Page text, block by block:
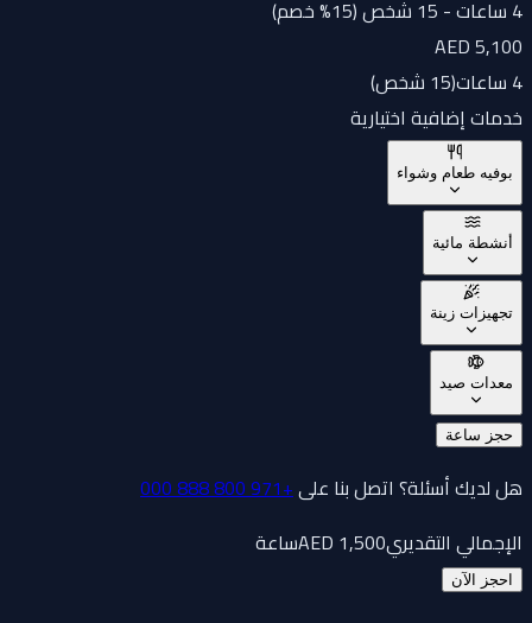
4 ساعات - 15 شخص (15% خصم)
AED 5,100
4 ساعات
(15 شخص
خدمات إضافية اختيارية
بوفيه طعام وشواء
أنشطة مائية
تجهيزات زينة
معدات صيد
حجز ساعة
هل لديك أسئلة؟ اتصل بنا على +971 800 888 000
الإجمالي التقديري
AED1,500 ساعة
احجز الآن